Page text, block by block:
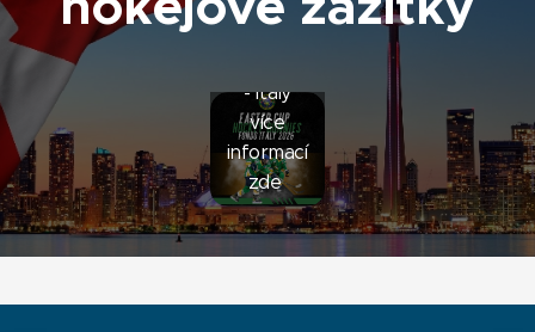
- Italy
více
informací
zde